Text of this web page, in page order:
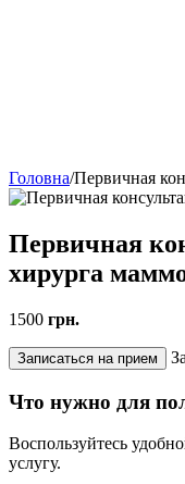
Головна/Первичная
Первичная
хирурга
1500 грн.
Записаться на прием
Что нужно для
Воспользуйтесь
услугу.